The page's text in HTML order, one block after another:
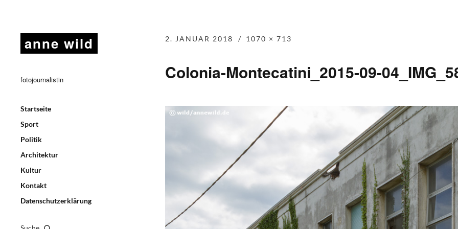
anne wild
fotojournalistin
Startseite
Sport
Politik
Architektur
Kultur
Kontakt
Datenschutzerklärung
2. JANUAR 2018 1070 × 713
Colonia-Montecatini_2015-09-